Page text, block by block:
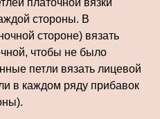
платочной вязки
стороны. В
стороне) вязать
чтобы не было
петли вязать лицевой
в каждом ряду прибавок